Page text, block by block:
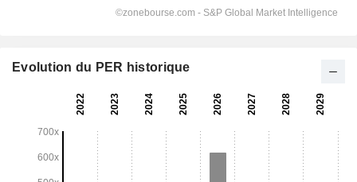
Evolution du PER historique